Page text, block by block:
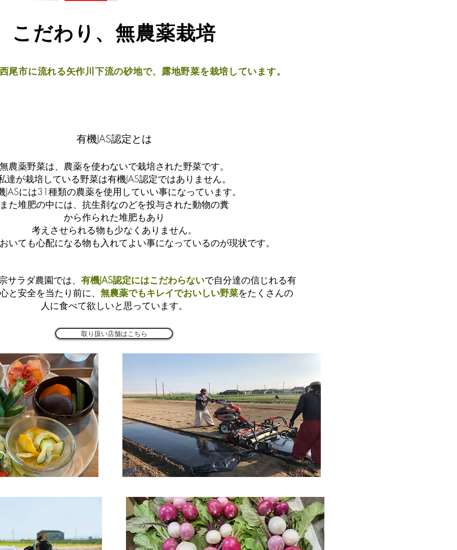
こだわり、無農薬栽培
尾市に流れる矢作川下流の砂地で、露地野菜を栽培しています。
有機JAS認定とは
無農薬野菜は、農薬を使わないで栽培された野菜です。
達が栽培している野菜は有機JAS認定ではありません。
JASには31種類の農薬を使用していい事になっています。
また堆肥の中には、抗生剤なのどを投与された動物の糞
から作られた堆肥もあり
考えさせられる物も少なくありません。
いても心配になる物も入れてよい事になっているのが現状です。
サラダ農園では、 有機JAS認定にはこだわらないで自分達の信じれる有
と安全を当たり前に、 無農薬でもキレイでおいしい野菜をたくさんの
人に食べて欲しいと思っています。
取り扱い店舗はこちら